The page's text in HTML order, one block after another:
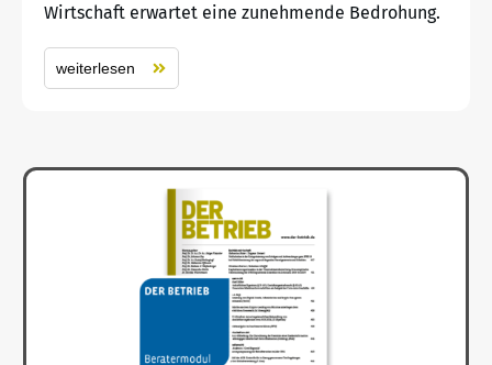
Wirtschaft erwartet eine zunehmende Bedrohung.
weiterlesen